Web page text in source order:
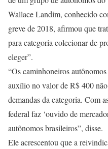
Wallace Landim, conhecido
greve de 2018, afirmou que
para categoria colecionar de
eleger”.
“Os caminhoneiros
auxílio no valor de R$ 400 não
demandas da categoria. Com
federal faz ‘ouvido de
autônomos brasileiros”, disse.
Ele acrescentou que a